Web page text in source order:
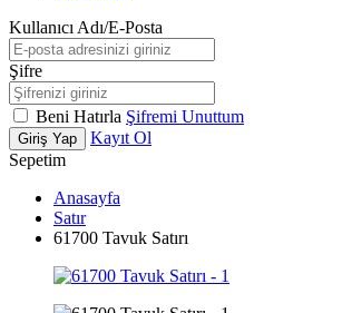
Kullanıcı Adı/E-Posta
Şifre
Beni Hatırla Şifremi Unuttum
Giriş Yap
Kayıt Ol
Sepetim
Anasayfa
Satır
61700 Tavuk Satırı